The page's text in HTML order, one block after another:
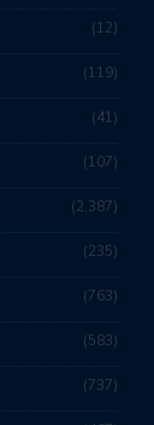
12
119
41
107
2,387
235
763
583
737